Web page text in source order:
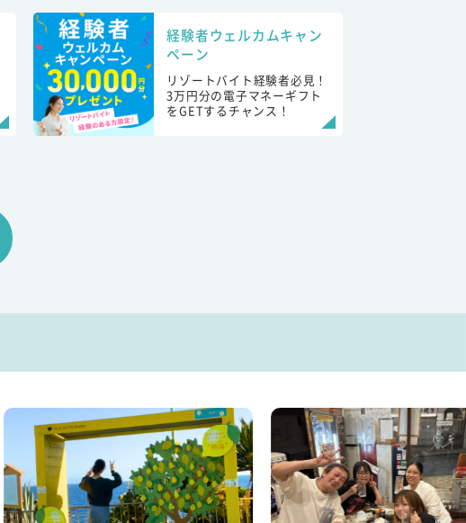
経験者ウェルカムキャン
ペーン
リゾートバイト経験者必見！
3万円分の電子マネーギフト
をGETするチャンス！